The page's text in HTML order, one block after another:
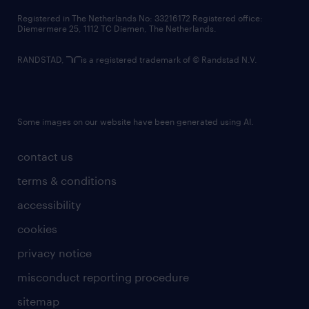
contact us
terms & conditions
accessibility
cookies
privacy notice
misconduct reporting procedure
sitemap
Registered in The Netherlands No: 33216172 Registered office:
Diemermere 25, 1112 TC Diemen, The Netherlands.
RANDSTAD, is a registered trademark of © Randstad N.V.
Some images on our website have been generated using AI.